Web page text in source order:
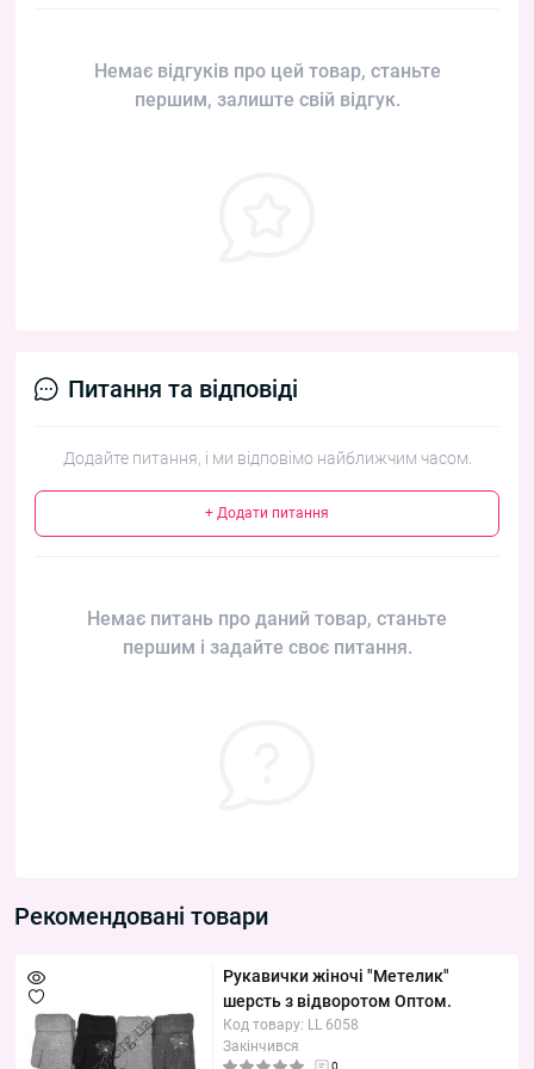
Немає відгуків про цей товар, станьте
першим, залиште свій відгук.
Питання та відповіді
Додайте питання, і ми відповімо найближчим часом.
+ Додати питання
Немає питань про даний товар, станьте
першим і задайте своє питання.
Рекомендовані товари
Рукавички жіночі "Метелик"
шерсть з відворотом Оптом.
Код товару: LL 6058
Закінчився